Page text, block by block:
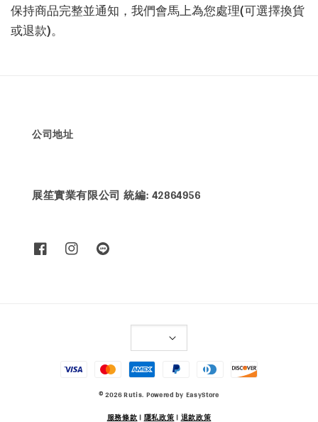
保持商品完整並通知，我們會馬上為您處理(可選擇換貨
或退款)。
公司地址
展笙實業有限公司 統編: 42864956
© 2026 Rutis. Powered by EasyStore
服務條款| 隱私政策| 退款政策